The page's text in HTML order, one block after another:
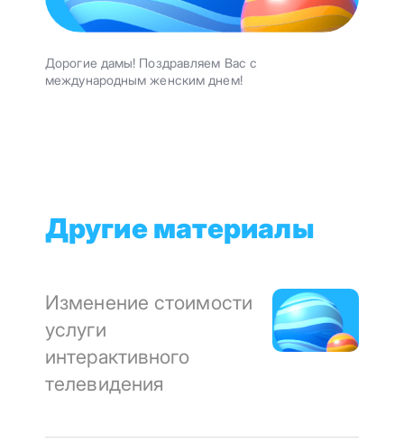
Дорогие дамы! Поздравляем Вас с
международным женским днем!
Другие материалы
Изменение стоимости
услуги
интерактивного
телевидения